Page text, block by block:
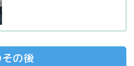
の後